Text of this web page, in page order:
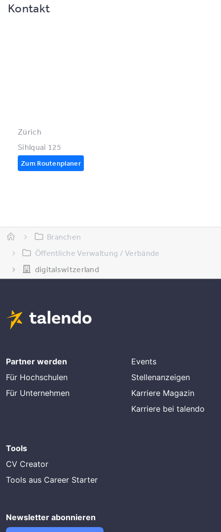
Kontakt
Zürich
Sihlquai 125
Zum Routenplaner
Branchen
Öffentliche Verwaltung / Verbände
digitalswitzerland
Partner werden
Für Hochschulen
Für Unternehmen
Events
Stellenanzeigen
Karriere Magazin
Karriere bei talendo
Tools
CV Creator
Tools aus Career Starter
Newsletter abonnieren